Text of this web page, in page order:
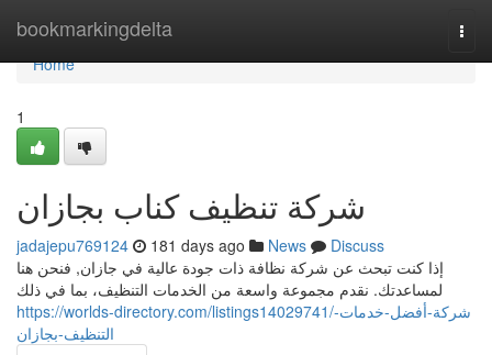
bookmarkingdelta
Home
Home
1
شركة تنظيف كناب بجازان
jadajepu769124 181 days ago News
Discuss
إذا كنت تبحث عن شركة نظافة ذات جودة عالية في جازان, فنحن هنا
لمساعدتك. نقدم مجموعة واسعة من الخدمات التنظيف، بما في ذلك
https://worlds-directory.com/listings14029741/شركة-أفضل-خدمات-
التنظيف-بجازان